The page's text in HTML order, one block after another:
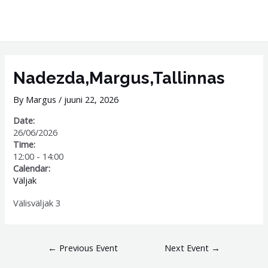
Nadezda,Margus,Tallinnas
By Margus/ juuni 22, 2026
Date:
26/06/2026
Time:
12:00 - 14:00
Calendar:
Väljak
Välisväljak 3
← Previous Event Next Event →